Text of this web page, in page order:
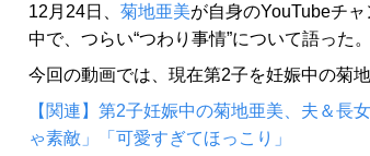
12月24日、 菊地亜美が自身のYouTubeチ
中で、つらい“つわり事情”について語った。
今回の動画では、現在第2子を妊娠中の菊
【関連】第2子妊娠中の菊地亜美、夫＆長
ゃ素敵」「可愛すぎてほっこり」